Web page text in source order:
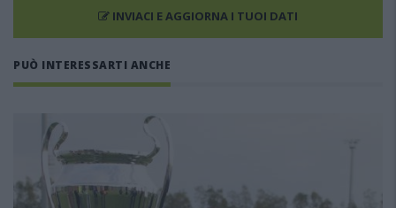
INVIACI E AGGIORNA I TUOI DATI
PUÒ INTERESSARTI ANCHE